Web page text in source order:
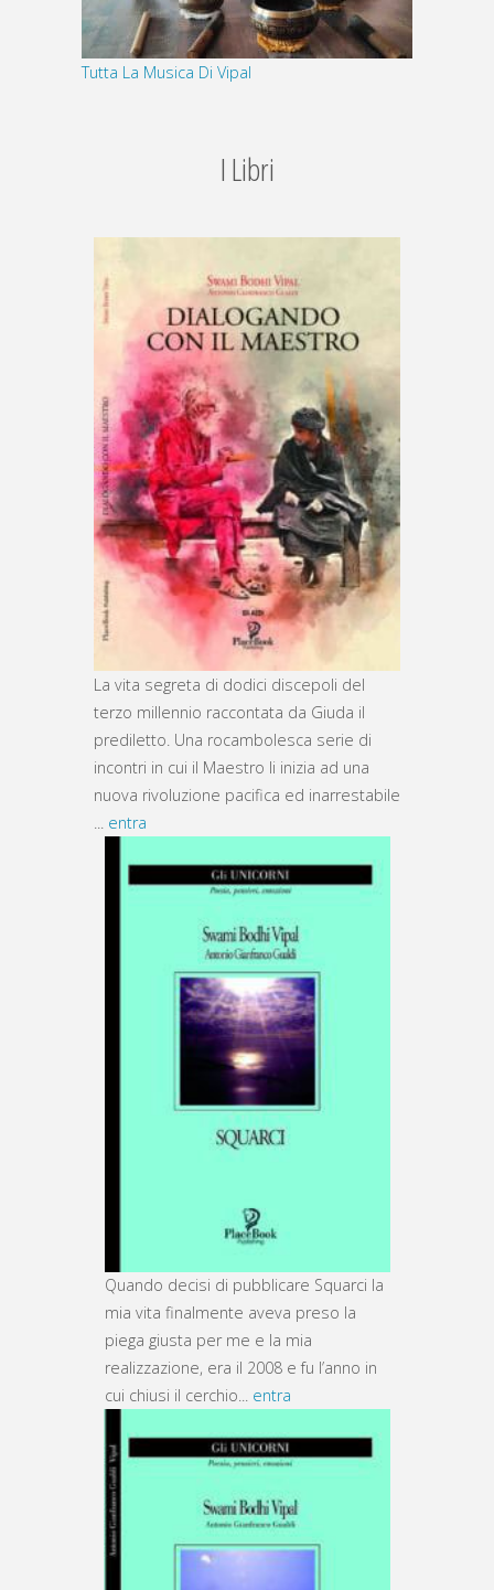
Tutta La Musica Di Vipal
I Libri
La vita segreta di dodici discepoli del
terzo millennio raccontata da Giuda il
prediletto. Una rocambolesca serie di
incontri in cui il Maestro li inizia ad una
nuova rivoluzione pacifica ed inarrestabile
... entra
Quando decisi di pubblicare Squarci la
mia vita finalmente aveva preso la
piega giusta per me e la mia
realizzazione, era il 2008 e fu l’anno in
cui chiusi il cerchio... entra